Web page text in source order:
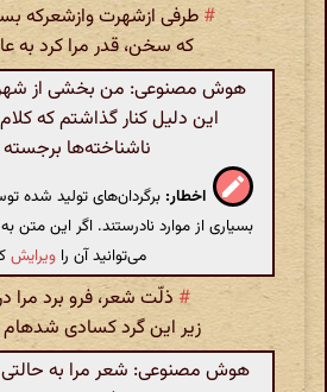
# طرفی ازشهرت وازشعرکه
که سخن، قدر مرا کرد به
هوش مصنوعی: من بخشی از
این دلیل کنار گذاشتم که
ناشناخته‌ها برجسته
اخطار: برگردان‌های تولید
بسیاری از موارد نادرستند. اگر این متن
می‌توانید آن را ویرایش
# ذلّت شعر، فرو برد مرا
زیر این گرد کسادی شدهام
هوش مصنوعی: شعر مرا به حالتی